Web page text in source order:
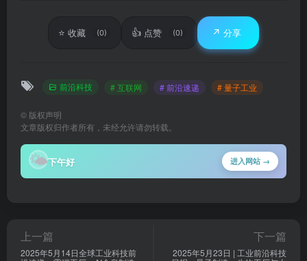
⭐ 收藏 (0) 👍 点赞 (0) ↗️ 分享
前沿科技 # 互联网 # 前沿速递 # 量子工业
© 版权声明
文章版权归作者所有，未经允许请勿转载。
🌤下午好 进入网站 →
上一篇
2025年5月14日全球工业科技前
下一篇
2025年5月23日 | 工业前沿科技